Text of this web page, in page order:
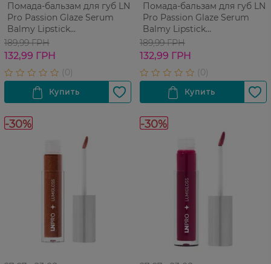
Помада-бальзам для губ LN
Pro Passion Glaze Serum
Balmy Lipstick
Увлажняющая 106 3 г
189,99 ГРН
132,99 ГРН
Помада-бальзам для губ LN
Pro Passion Glaze Serum
Balmy Lipstick
Увлажняющая 110 3 г
189,99 ГРН
132,99 ГРН
-30% -30%